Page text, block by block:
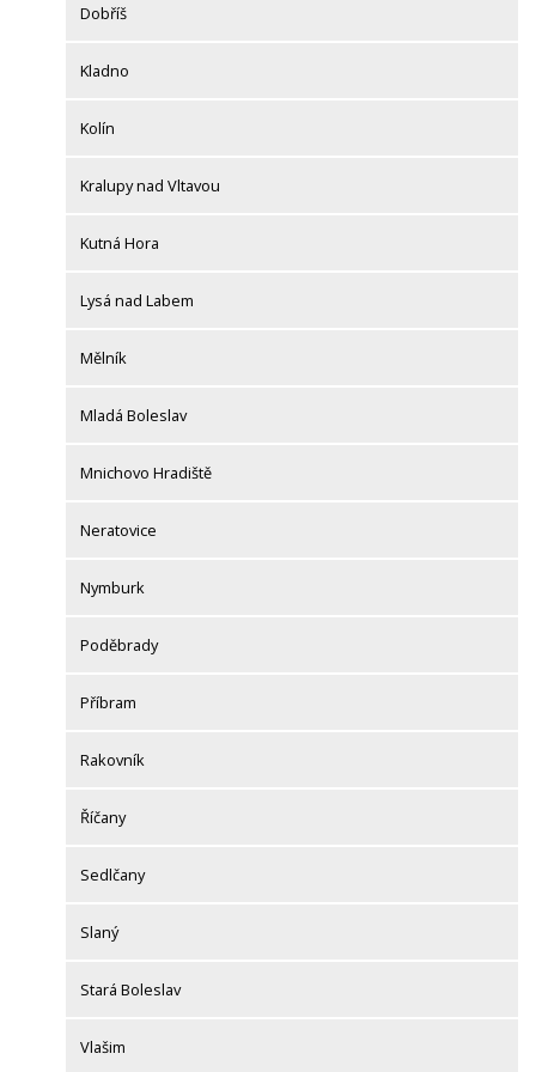
Dobříš
Kladno
Kolín
Kralupy nad Vltavou
Kutná Hora
Lysá nad Labem
Mělník
Mladá Boleslav
Mnichovo Hradiště
Neratovice
Nymburk
Poděbrady
Příbram
Rakovník
Říčany
Sedlčany
Slaný
Stará Boleslav
Vlašim